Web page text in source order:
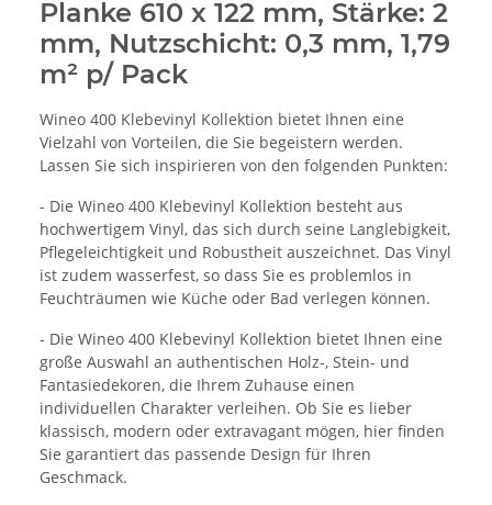
Planke 610 x 122 mm, Stärke: 2
mm, Nutzschicht: 0,3 mm, 1,79
m² p/ Pack
Wineo 400 Klebevinyl Kollektion bietet Ihnen eine
Vielzahl von Vorteilen, die Sie begeistern werden.
Lassen Sie sich inspirieren von den folgenden Punkten:
- Die Wineo 400 Klebevinyl Kollektion besteht aus
hochwertigem Vinyl, das sich durch seine Langlebigkeit,
Pflegeleichtigkeit und Robustheit auszeichnet. Das Vinyl
ist zudem wasserfest, so dass Sie es problemlos in
Feuchträumen wie Küche oder Bad verlegen können.
- Die Wineo 400 Klebevinyl Kollektion bietet Ihnen eine
große Auswahl an authentischen Holz-, Stein- und
Fantasiedekoren, die Ihrem Zuhause einen
individuellen Charakter verleihen. Ob Sie es lieber
klassisch, modern oder extravagant mögen, hier finden
Sie garantiert das passende Design für Ihren
Geschmack.